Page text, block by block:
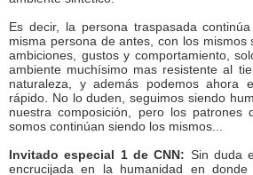
Es decir, la persona traspasada
misma persona de antes, con los mismos
ambiciones, gustos y comportamiento,
ambiente muchísimo mas resistente al
naturaleza, y además podemos ahora
rápido. No lo duden, seguimos siendo
nuestra composición, pero los patrones
somos continúan siendo los mismos...
Invitado especial 1 de CNN: Sin duda
encrucijada en la humanidad en